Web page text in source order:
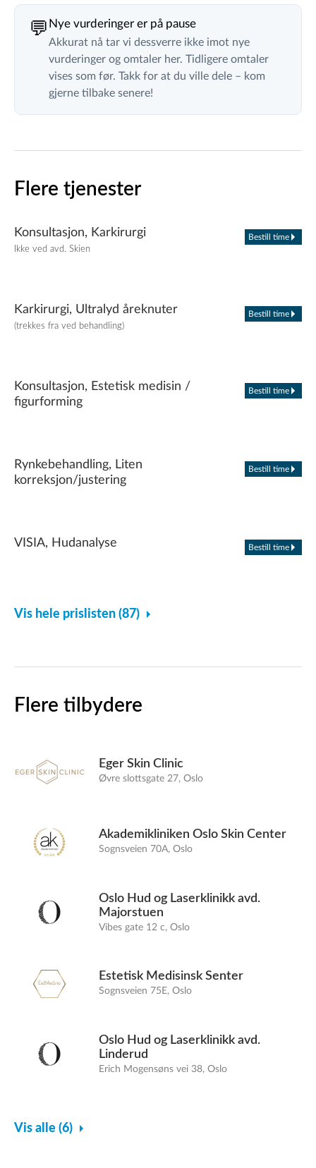
💬 Nye vurderinger er på pause
Akkurat nå tar vi dessverre ikke imot nye
vurderinger og omtaler her. Tidligere omtaler
vises som før. Takk for at du ville dele – kom
gjerne tilbake senere!
Flere tjenester
Konsultasjon, Karkirurgi
Ikke ved avd. Skien
Bestill time
Karkirurgi, Ultralyd åreknuter
(trekkes fra ved behandling)
Bestill time
Konsultasjon, Estetisk medisin /
figurforming
Bestill time
Rynkebehandling, Liten
korreksjon/justering
Bestill time
VISIA, Hudanalyse Bestill time
Vis hele prislisten (87)
Flere tilbydere
Eger Skin Clinic
Øvre slottsgate 27, Oslo
Akademikliniken Oslo Skin Center
Sognsveien 70A, Oslo
Oslo Hud og Laserklinikk avd.
Majorstuen
Vibes gate 12 c, Oslo
Estetisk Medisinsk Senter
Sognsveien 75E, Oslo
Oslo Hud og Laserklinikk avd.
Linderud
Erich Mogensøns vei 38, Oslo
Vis alle (6)